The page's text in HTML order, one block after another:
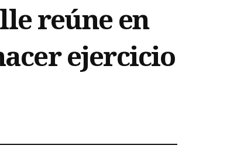
reúne en
ejercicio